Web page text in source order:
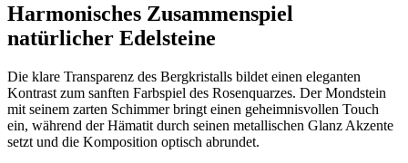
Harmonisches Zusammenspiel
natürlicher Edelsteine
Die klare Transparenz des Bergkristalls bildet einen eleganten
Kontrast zum sanften Farbspiel des Rosenquarzes. Der Mondstein
mit seinem zarten Schimmer bringt einen geheimnisvollen Touch
ein, während der Hämatit durch seinen metallischen Glanz Akzente
setzt und die Komposition optisch abrundet.